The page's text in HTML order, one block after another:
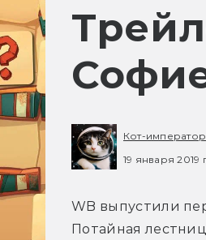
Кот-император
19 января 2019
WB выпустили
Потайная